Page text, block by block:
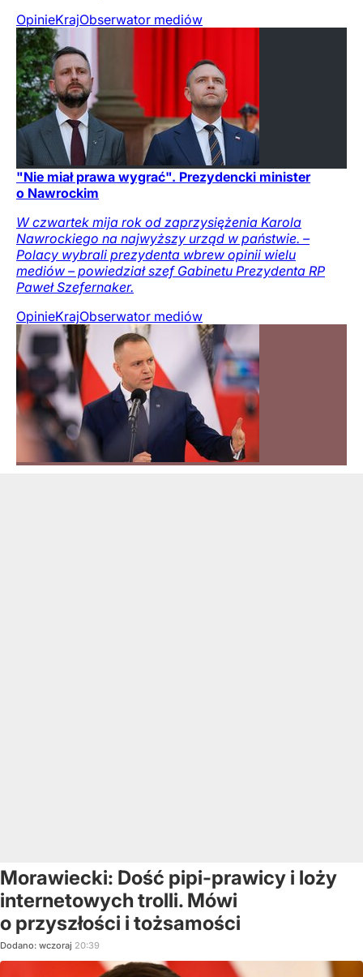
OpinieKrajObserwator mediów
"Nie miał prawa wygrać". Prezydencki minister
o Nawrockim
W czwartek mija rok od zaprzysiężenia Karola
Nawrockiego na najwyższy urząd w państwie. –
Polacy wybrali prezydenta wbrew opinii wielu
mediów – powiedział szef Gabinetu Prezydenta RP
Paweł Szefernaker.
OpinieKrajObserwator mediów
Morawiecki: Dość pipi-prawicy i loży
internetowych trolli. Mówi
o przyszłości i tożsamości
Dodano: wczoraj 20:39